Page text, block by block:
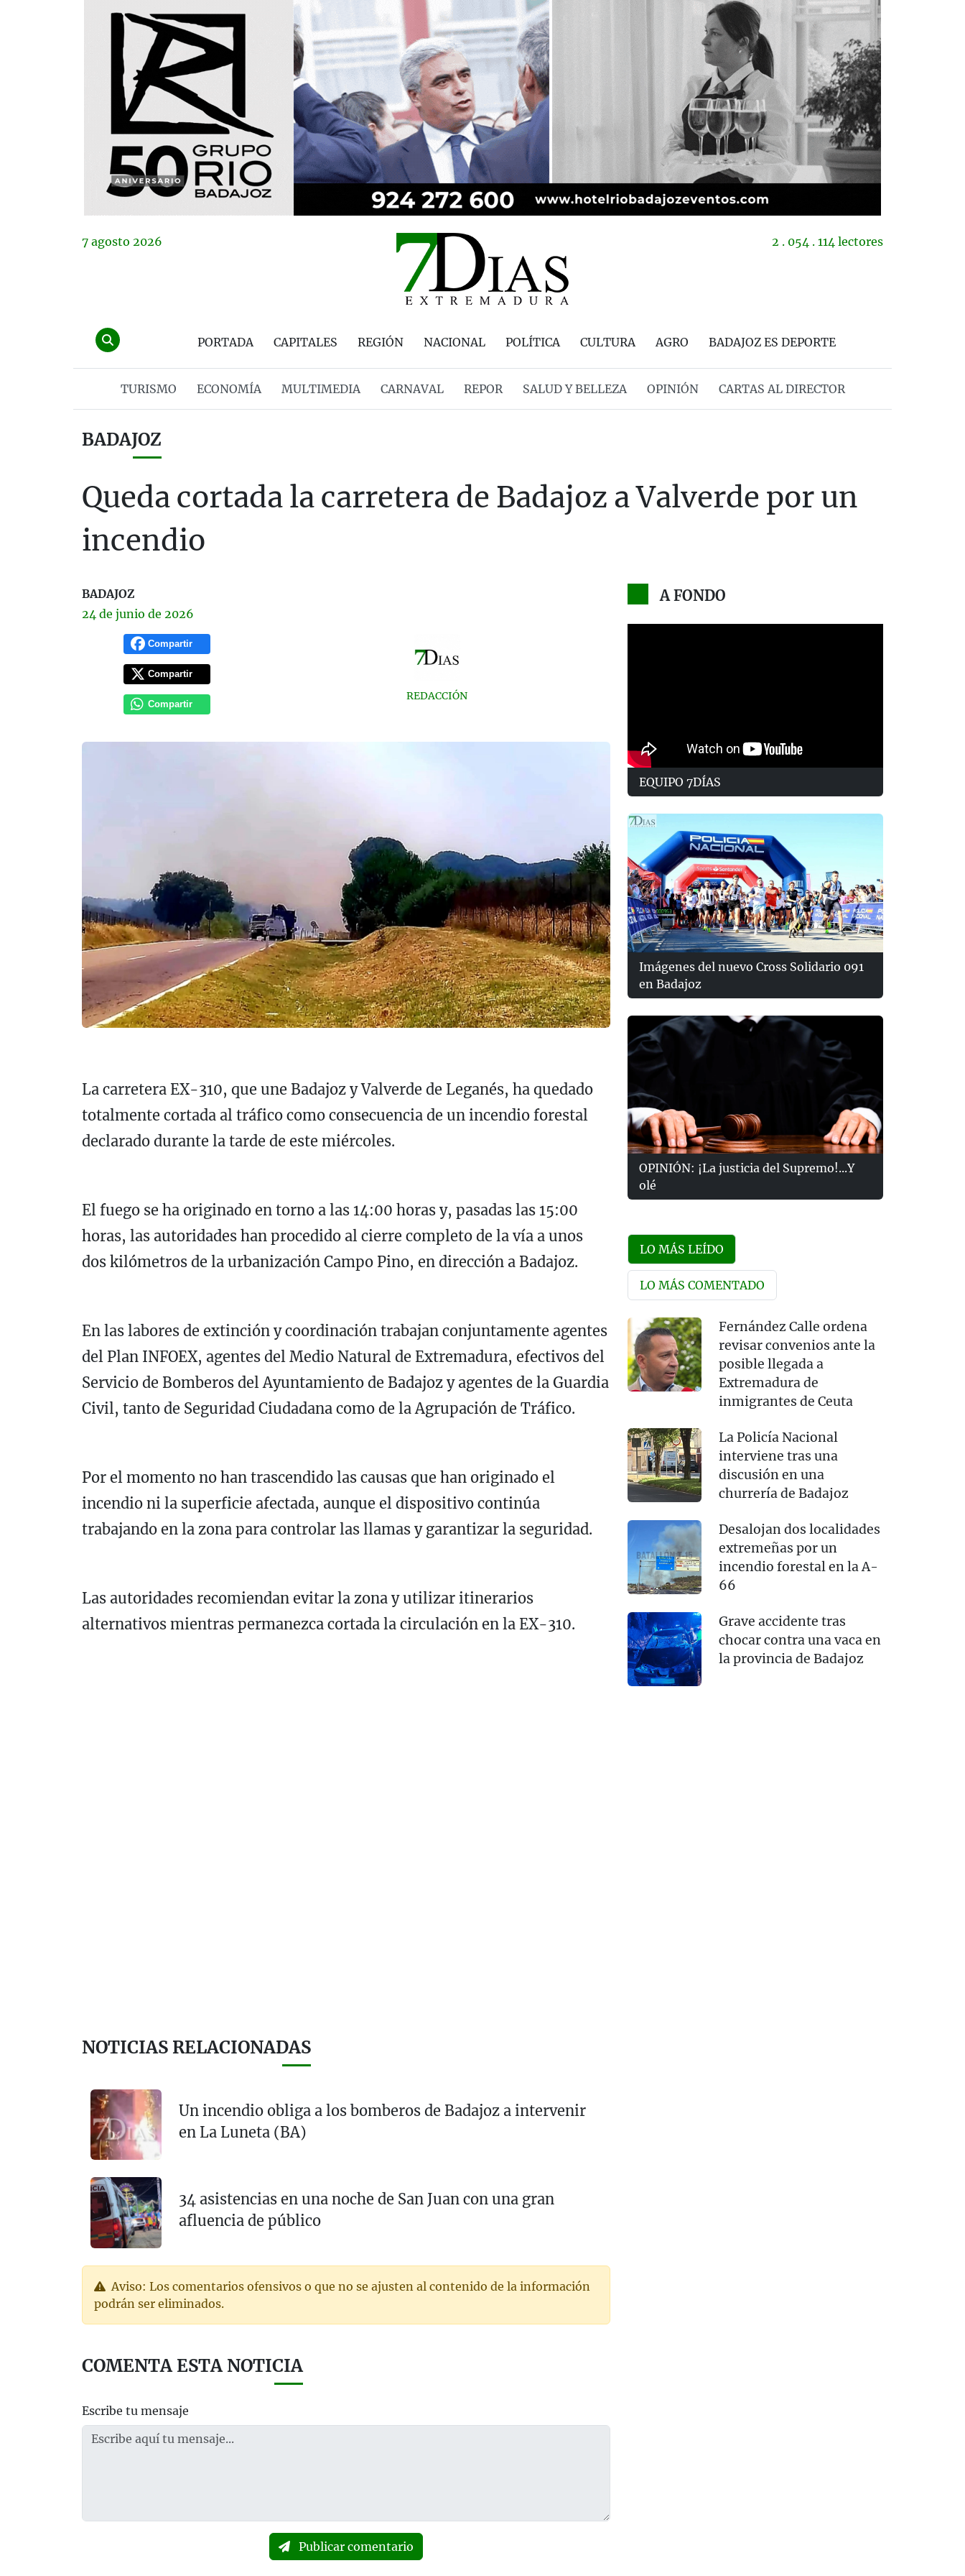
7 agosto 2026 2 . 054 . 114 lectores
PORTADA CAPITALES REGIÓN NACIONAL POLÍTICA CULTURA AGRO BADAJOZ ES DEPORTE
TURISMO ECONOMÍA MULTIMEDIA CARNAVAL REPOR SALUD Y BELLEZA OPINIÓN CARTAS AL DIRECTOR
BADAJOZ
Queda cortada la carretera de Badajoz a Valverde por un
incendio
BADAJOZ
24 de junio de 2026
Compartir
Compartir
Compartir
REDACCIÓN
La carretera EX-310, que une Badajoz y Valverde de Leganés, ha quedado
totalmente cortada al tráfico como consecuencia de un incendio forestal
declarado durante la tarde de este miércoles.
El fuego se ha originado en torno a las 14:00 horas y, pasadas las 15:00
horas, las autoridades han procedido al cierre completo de la vía a unos
dos kilómetros de la urbanización Campo Pino, en dirección a Badajoz.
En las labores de extinción y coordinación trabajan conjuntamente agentes
del Plan INFOEX, agentes del Medio Natural de Extremadura, efectivos del
Servicio de Bomberos del Ayuntamiento de Badajoz y agentes de la Guardia
Civil , tanto de Seguridad Ciudadana como de la Agrupación de Tráfico.
Por el momento no han trascendido las causas que han originado el
incendio ni la superficie afectada, aunque el dispositivo continúa
trabajando en la zona para controlar las llamas y garantizar la seguridad.
Las autoridades recomiendan evitar la zona y utilizar itinerarios
alternativos mientras permanezca cortada la circulación en la EX-310.
NOTICIAS RELACIONADAS
Un incendio obliga a los bomberos de Badajoz a intervenir
en La Luneta (BA)
34 asistencias en una noche de San Juan con una gran
afluencia de público
Aviso: Los comentarios ofensivos o que no se ajusten al contenido de la información
podrán ser eliminados.
COMENTA ESTA NOTICIA
Escribe tu mensaje
Publicar comentario
A FONDO
EQUIPO 7DÍAS
Imágenes del nuevo Cross Solidario 091
en Badajoz
OPINIÓN: ¡La justicia del Supremo!...Y
olé
LO MÁS LEÍDO
LO MÁS COMENTADO
Fernández Calle ordena
revisar convenios ante la
posible llegada a
Extremadura de
inmigrantes de Ceuta
La Policía Nacional
interviene tras una
discusión en una
churrería de Badajoz
Desalojan dos localidades
extremeñas por un
incendio forestal en la A-
66
Grave accidente tras
chocar contra una vaca en
la provincia de Badajoz